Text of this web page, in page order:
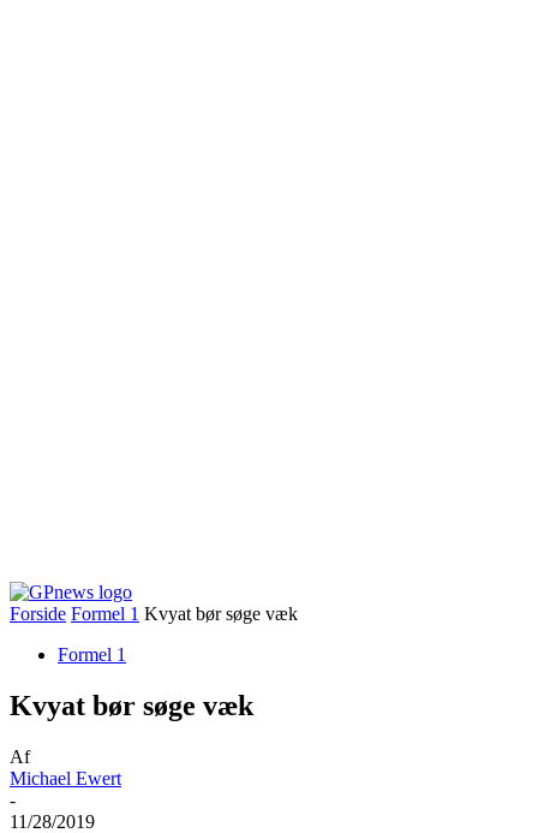
Forside Formel 1 Kvyat bør søge væk
Formel 1
Kvyat bør søge væk
Af
Michael Ewert
-
11/28/2019